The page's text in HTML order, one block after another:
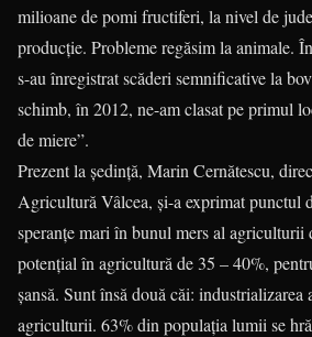
milioane de pomi fructiferi, la nivel de
producție. Probleme regăsim la animale.
s-au înregistrat scăderi semnificative la
schimb, în 2012, ne-am clasat pe primul
de miere”.
Prezent la ședință, Marin Cernătescu,
Agricultură Vâlcea, și-a exprimat punctul
speranțe mari în bunul mers al agriculturii
potențial în agricultură de 35 – 40%,
șansă. Sunt însă două căi: industrializarea
agriculturii. 63% din populația lumii se